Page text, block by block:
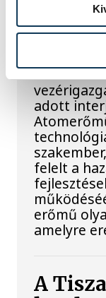
Mártha
adott
felelt a
erőmű
amelyre
A